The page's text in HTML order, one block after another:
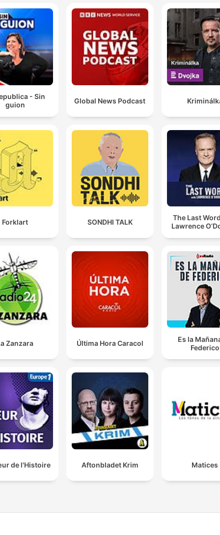
- Sin
guion
Global News Podcast
Forklart SONDHI TALK
The Last
Lawrence
Zanzara Última Hora Caracol
Es la
Federico
de l'Histoire Aftonbladet Krim Matices